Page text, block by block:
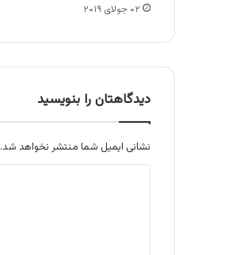
۰۲ جولای ۲۰۱۹
دیدگاهتان را بنویسید
نشانی ایمیل شما منتشر نخواهد شد.